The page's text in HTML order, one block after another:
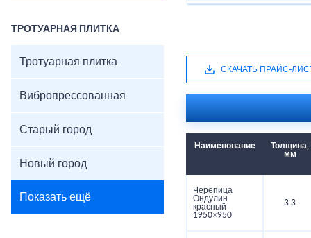
ТРОТУАРНАЯ ПЛИТКА
Тротуарная плитка
Вибропрессованная
Старый город
Новый город
Показать ещё
годы.
СКАЧАТЬ ПРАЙС-
Наименование
Толщина,
мм
Черепица
Ондулин
красный
1950×950
3.3